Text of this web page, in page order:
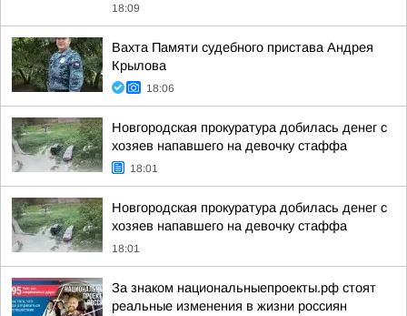
18:09
Вахта Памяти судебного пристава Андрея
Крылова
18:06
Новгородская прокуратура добилась денег с
хозяев напавшего на девочку стаффа
18:01
Новгородская прокуратура добилась денег с
хозяев напавшего на девочку стаффа
18:01
За знаком национальныепроекты.рф стоят
реальные изменения в жизни россиян